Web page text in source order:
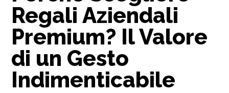
Regali Aziendali
Premium? Il Valore
di un Gesto
Indimenticabile